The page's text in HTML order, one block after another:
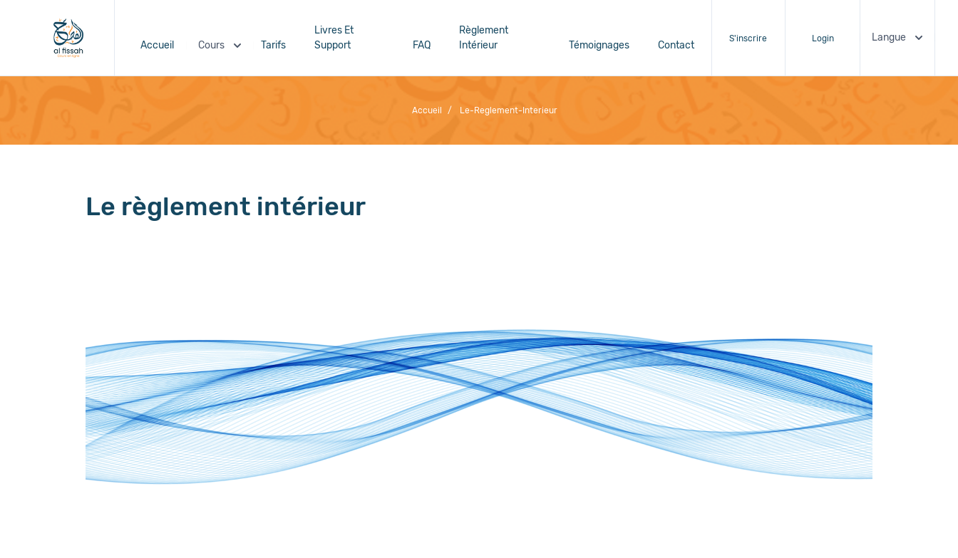
Accueil Cours Tarifs
Livres Et
Support
FAQ
Règlement
Intérieur
Témoignages Contact
S'inscrire Login Langue
Accueil / Le-Reglement-Interieur
Le règlement intérieur